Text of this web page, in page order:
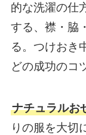
的な洗濯の仕
する、襟・脇
る。つけおき
どの成功のコ
ナチュラルお
りの服を大切